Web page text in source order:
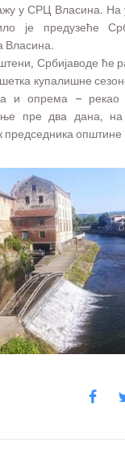
у СРЦ Власина. На
је предузеће
Власина.
Србијаводе ће
купалишне
и опрема – рекао
пре два дана, на
председника